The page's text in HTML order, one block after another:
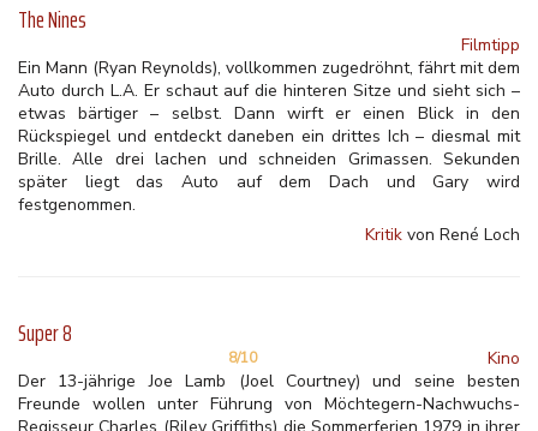
The Nines
Filmtipp
Ein Mann (Ryan Reynolds), vollkommen zugedröhnt, fährt mit dem
Auto durch L.A. Er schaut auf die hinteren Sitze und sieht sich –
etwas bärtiger – selbst. Dann wirft er einen Blick in den
Rückspiegel und entdeckt daneben ein drittes Ich – diesmal mit
Brille. Alle drei lachen und schneiden Grimassen. Sekunden
später liegt das Auto auf dem Dach und Gary wird
festgenommen.
Kritik von René Loch
Super 8
8/10
Kino
Der 13-jährige Joe Lamb (Joel Courtney) und seine besten
Freunde wollen unter Führung von Möchtegern-Nachwuchs-